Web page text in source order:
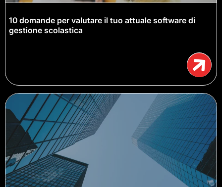
10 domande per valutare il tuo attuale software di
gestione scolastica